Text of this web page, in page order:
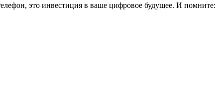
это инвестиция в ваше цифровое будущее. И помните: